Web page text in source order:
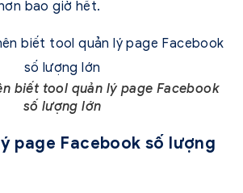
bao giờ hết.
biết tool quản lý page Facebook
số lượng lớn
page Facebook số lượng